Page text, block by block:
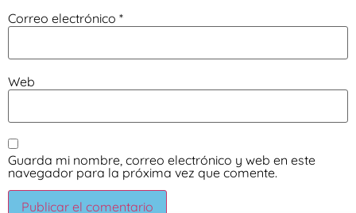
Correo electrónico *
Web
Guarda mi nombre, correo electrónico y web en este
navegador para la próxima vez que comente.